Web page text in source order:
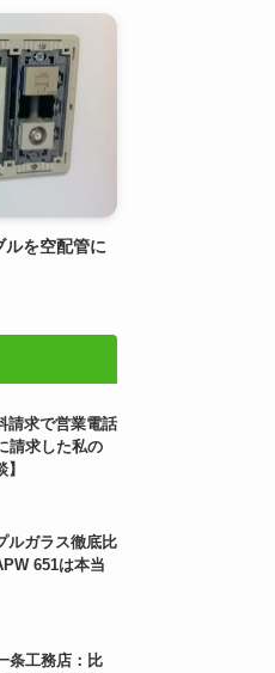
ルを空配管に
請求で営業電話
請求した私の
ルガラス徹底比
651は本当
条工務店：比